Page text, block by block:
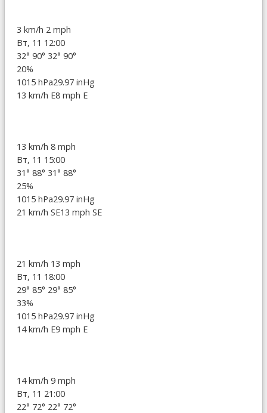
3 km/h 2 mph
Вт, 11 12:00
32° 90° 32° 90°
20%
1015 hPa29.97 inHg
13 km/h E8 mph E
13 km/h 8 mph
Вт, 11 15:00
31° 88° 31° 88°
25%
1015 hPa29.97 inHg
21 km/h SE13 mph SE
21 km/h 13 mph
Вт, 11 18:00
29° 85° 29° 85°
33%
1015 hPa29.97 inHg
14 km/h E9 mph E
14 km/h 9 mph
Вт, 11 21:00
22° 72° 22° 72°